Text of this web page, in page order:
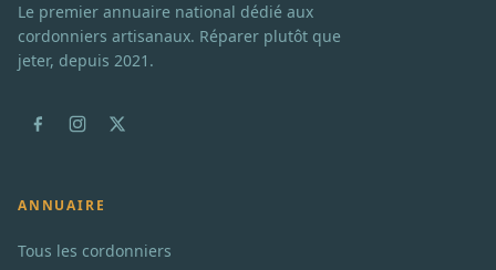
Le premier annuaire national dédié aux
cordonniers artisanaux. Réparer plutôt que
jeter, depuis 2021.
ANNUAIRE
Tous les cordonniers